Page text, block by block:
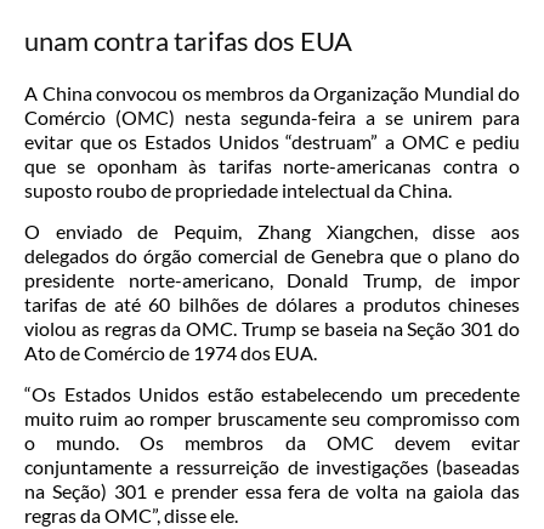
unam contra tarifas dos EUA
A China convocou os membros da Organização Mundial do
Comércio (OMC) nesta segunda-feira a se unirem para
evitar que os Estados Unidos “destruam” a OMC e pediu
que se oponham às tarifas norte-americanas contra o
suposto roubo de propriedade intelectual da China.
O enviado de Pequim, Zhang Xiangchen, disse aos
delegados do órgão comercial de Genebra que o plano do
presidente norte-americano, Donald Trump, de impor
tarifas de até 60 bilhões de dólares a produtos chineses
violou as regras da OMC. Trump se baseia na Seção 301 do
Ato de Comércio de 1974 dos EUA.
“Os Estados Unidos estão estabelecendo um precedente
muito ruim ao romper bruscamente seu compromisso com
o mundo. Os membros da OMC devem evitar
conjuntamente a ressurreição de investigações (baseadas
na Seção) 301 e prender essa fera de volta na gaiola das
regras da OMC”, disse ele.